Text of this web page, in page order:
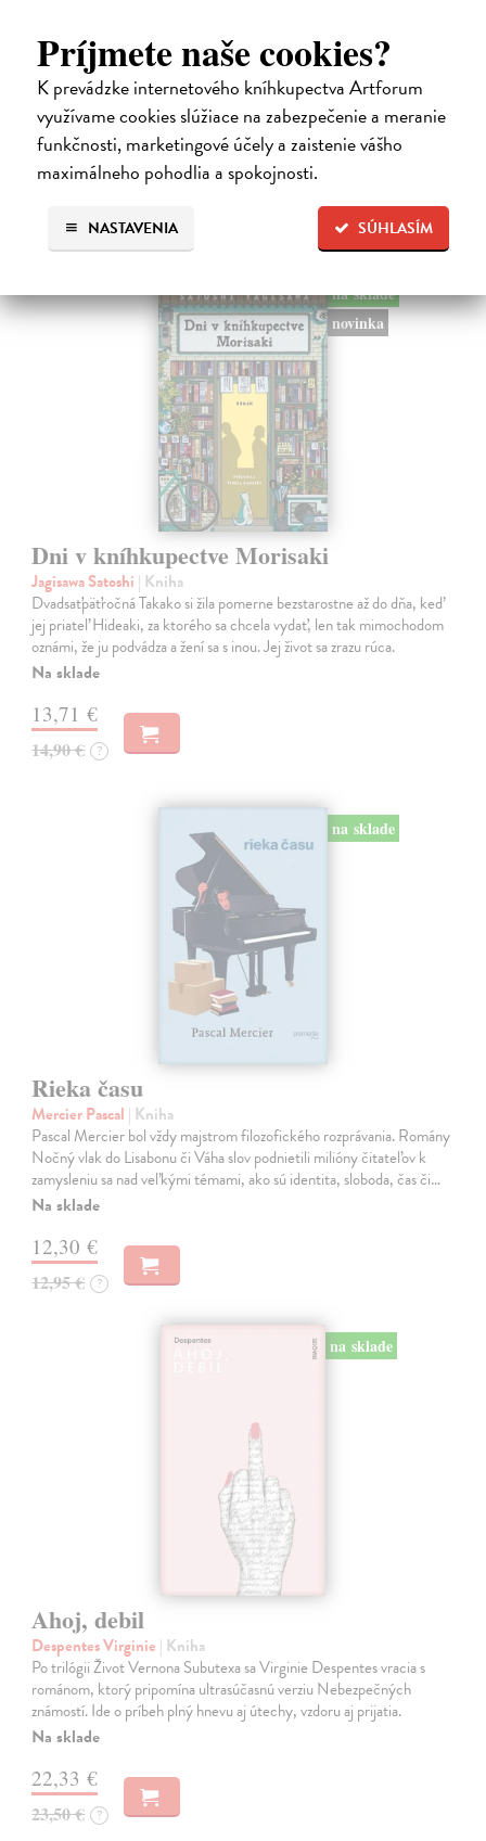
Príjmete naše cookies?
K prevádzke internetového kníhkupectva Artforum
využívame cookies slúžiace na zabezpečenie a meranie
funkčnosti, marketingové účely a zaistenie vášho
maximálneho pohodlia a spokojnosti.
SÚHLASÍM
NASTAVENIA
Ty jsi to byla, kdo mi vyprávěl o tom městě. Město a jeho nejisté zdi –
dlouho očekávaný román Harukiho Murakamiho volně navazuje na
autorovu starší novelu z roku 1980 a tematicky se prolíná s jeho
kultovním…
Na sklade
31,21 €
32,85 € ?
na sklade
novinka
Dni v kníhkupectve Morisaki
Jagisawa Satoshi | Kniha
Dvadsaťpäťročná Takako si žila pomerne bezstarostne až do dňa, keď
jej priateľ Hideaki, za ktorého sa chcela vydať, len tak mimochodom
oznámi, že ju podvádza a žení sa s inou. Jej život sa zrazu rúca.
Na sklade
13,71 €
14,90 € ?
na sklade
Rieka času
Mercier Pascal | Kniha
Pascal Mercier bol vždy majstrom filozofického rozprávania. Romány
Nočný vlak do Lisabonu či Váha slov podnietili milióny čitateľov k
zamysleniu sa nad veľkými témami, ako sú identita, sloboda, čas či…
Na sklade
12,30 €
12,95 € ?
na sklade
Ahoj, debil
Despentes Virginie | Kniha
Po trilógii Život Vernona Subutexa sa Virginie Despentes vracia s
románom, ktorý pripomína ultrasúčasnú verziu Nebezpečných
známostí. Ide o príbeh plný hnevu aj útechy, vzdoru aj prijatia.
Na sklade
22,33 €
23,50 € ?